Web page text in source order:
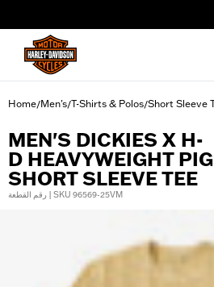
Home/Men's/T-Shirts & Polos/Short Sleeve
MEN'S DICKIES X H-
D HEAVYWEIGHT
SHORT SLEEVE TEE
رقم القطعة | SKU 96569-25VM